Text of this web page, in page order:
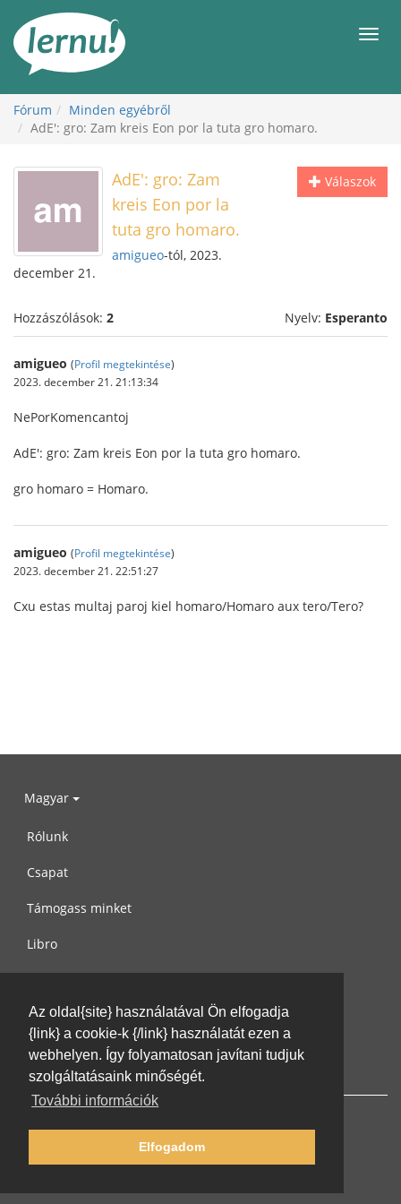
Az oldal{site} használatával Ön elfogadja
{link} a cookie-k {/link} használatát ezen a
webhelyen. Így folyamatosan javítani tudjuk
szolgáltatásaink minőségét.
További információk
Elfogadom
Fórum
Minden egyébről
AdE': gro: Zam kreis Eon por la tuta gro homaro.
Válaszok
AdE': gro: Zam
kreis Eon por la
tuta gro homaro.
amigueo-tól, 2023.
december 21.
Hozzászólások: 2 Nyelv: Esperanto
amigueo (Profil megtekintése)
2023. december 21. 21:13:34
NePorKomencantoj
AdE': gro: Zam kreis Eon por la tuta gro homaro.
gro homaro = Homaro.
amigueo (Profil megtekintése)
2023. december 21. 22:51:27
Cxu estas multaj paroj kiel homaro/Homaro aux tero/Tero?
Magyar
Rólunk
Csapat
Támogass minket
Libro
Használati feltételek
Írj nekünk
© 2002-2026 lernu.net |Impressum